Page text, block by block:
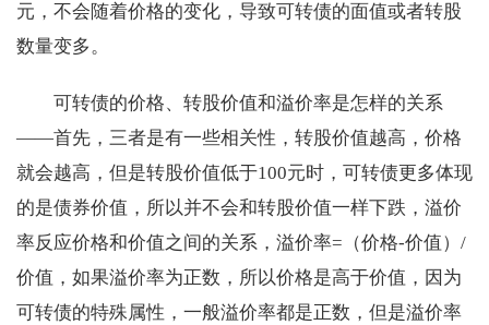
元，不会随着价格的变化，导致可转债的面值或者转股
数量变多。
可转债的价格、转股价值和溢价率是怎样的关系
——首先，三者是有一些相关性，转股价值越高，价格
就会越高，但是转股价值低于100元时，可转债更多体现
的是债券价值，所以并不会和转股价值一样下跌，溢价
率反应价格和价值之间的关系，溢价率=（价格-价值）/
价值，如果溢价率为正数，所以价格是高于价值，因为
可转债的特殊属性，一般溢价率都是正数，但是溢价率